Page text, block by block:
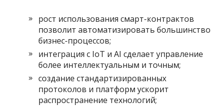
рост использования смарт-контрактов
позволит автоматизировать большинство
бизнес-процессов;
интеграция с IoT и AI сделает управление
более интеллектуальным и точным;
создание стандартизированных
протоколов и платформ ускорит
распространение технологий;